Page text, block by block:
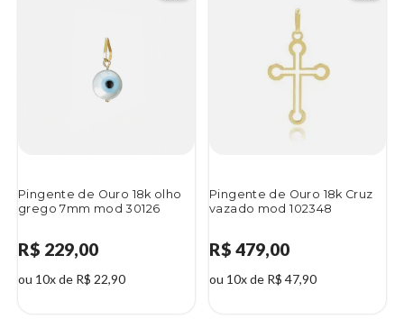
Pingente de Ouro 18k olho
grego 7mm mod 30126
R$ 229,00
ou 10x de R$ 22,90
Pingente de Ouro 18k Cruz
vazado mod 102348
R$ 479,00
ou 10x de R$ 47,90